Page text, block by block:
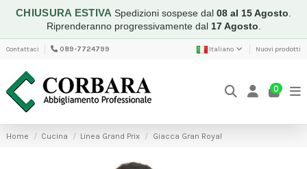
CHIUSURA ESTIVA Spedizioni sospese dal 08 al 15 Agosto
Riprenderanno progressivamente dal 17 Agosto
Contattaci 089-7724799 Italiano Nuovi prodotti
0
Home Cucina Linea Grand Prix Giacca Gran Royal